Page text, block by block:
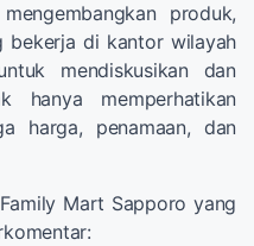
produk,
bekerja di kantor wilayah
mendiskusikan dan
hanya memperhatikan
harga, penamaan, dan
Mart Sapporo yang